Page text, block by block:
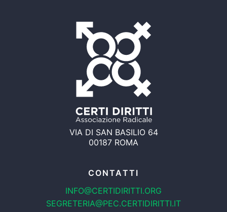
VIA DI SAN BASILIO 64
00187 ROMA
CONTATTI
INFO@CERTIDIRITTI.ORG
SEGRETERIA@PEC.CERTIDIRITTI.IT